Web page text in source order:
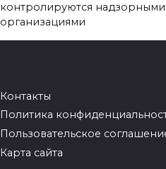
контролируются надзорными
организациями
Организация СОУТ
Основанием для специальной
Контакты
Политика
Пользовательское
Карта сайта